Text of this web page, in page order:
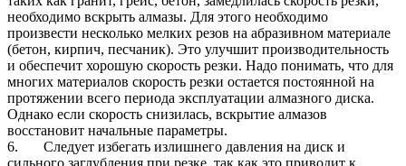
необходимо вскрыть алмазы. Для этого необходимо
произвести несколько мелких резов на абразивном материале
(бетон, кирпич, песчаник). Это улучшит производительность
и обеспечит хорошую скорость резки. Надо понимать, что для
многих материалов скорость резки остается постоянной на
протяжении всего периода эксплуатации алмазного диска.
Однако если скорость снизилась, вскрытие алмазов
восстановит начальные параметры.
6. Следует избегать излишнего давления на диск и
сильного заглубления при резке, так как это приводит к